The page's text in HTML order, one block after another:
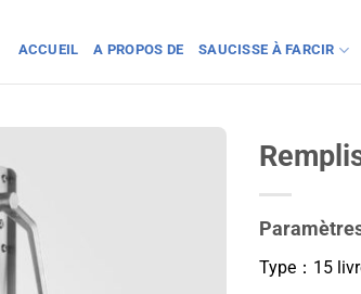
ACCUEIL A PROPOS DE SAUCISSE À FARCIR
Type：15